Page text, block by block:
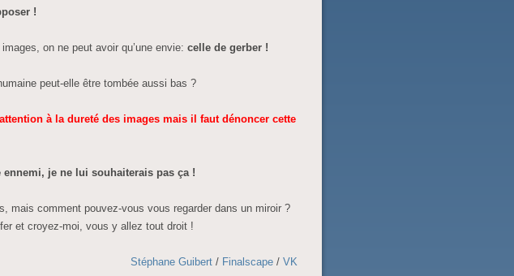
!
on ne peut avoir qu’une envie: celle de gerber !
peut-elle être tombée aussi bas ?
à la dureté des images mais il faut dénoncer cette
ennemi, je ne lui souhaiterais pas ça !
mais comment pouvez-vous vous regarder dans un miroir ?
et croyez-moi, vous y allez tout droit !
Stéphane Guibert / Finalscape / VK